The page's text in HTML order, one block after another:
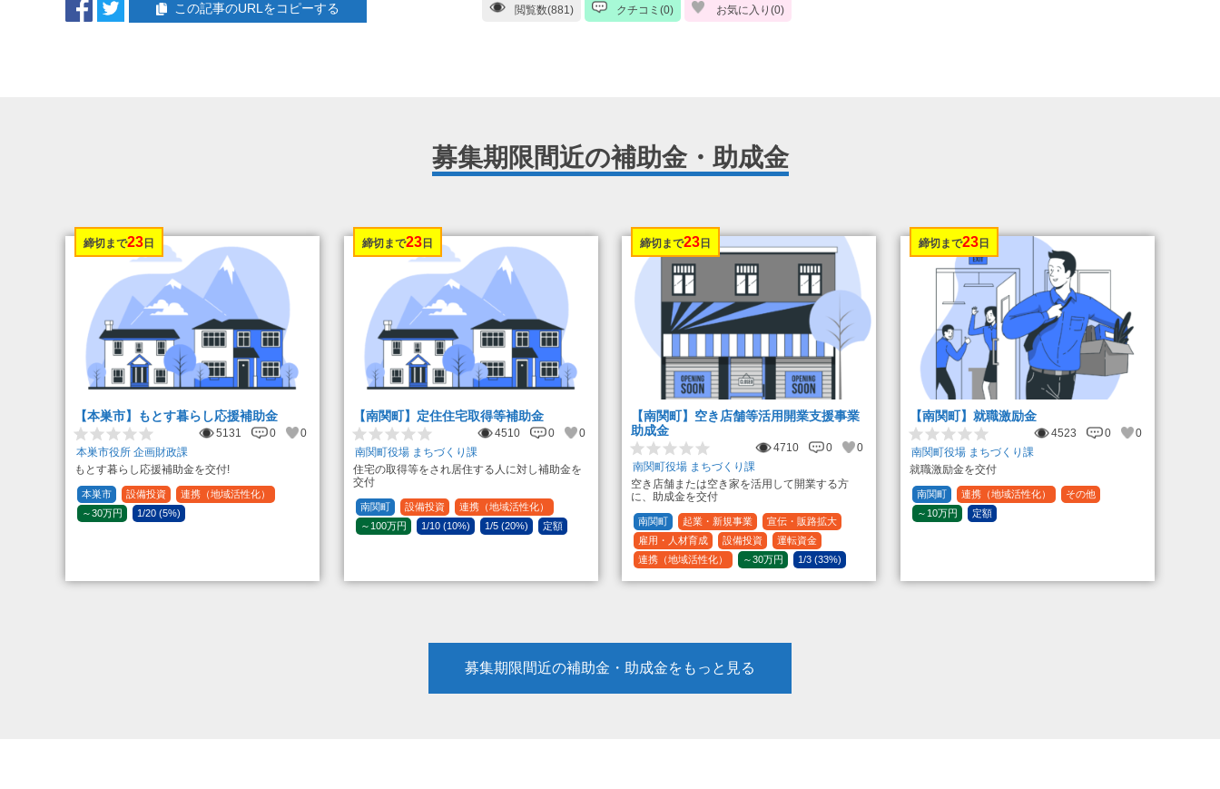
この記事のURLをコピーする 閲覧数(881) クチコミ(0) お気に入り(0)
募集期限間近の補助金・助成金
締切まで23日
【本巣市】もとす暮らし応援補助金
5131 0
0
本巣市役所 企画財政課
もとす暮らし応援補助金を交付!
本巣市 設備投資
連携（地域活性化）
～30万円
1/20 (5%)
締切まで23日
【南関町】定住住宅取得等補助金
4510 0
0
南関町役場 まちづくり課
住宅の取得等をされ居住する人に対し補助金を
交付
南関町 設備投資
連携（地域活性化）
～100万円
1/10 (10%) 1/5 (20%) 定額
締切まで23日
【南関町】空き店舗等活用開業支援事業
助成金
4710 0
0
南関町役場 まちづくり課
空き店舗または空き家を活用して開業する方
に、助成金を交付
南関町 起業・新規事業
宣伝・販路拡大
雇用・人材育成
設備投資
運転資金
連携（地域活性化）
～30万円 1/3 (33%)
締切まで23日
【南関町】就職激励金
4523 0
0
南関町役場 まちづくり課
就職激励金を交付
南関町 連携（地域活性化）
その他
～10万円
定額
募集期限間近の補助金・助成金をもっと見る